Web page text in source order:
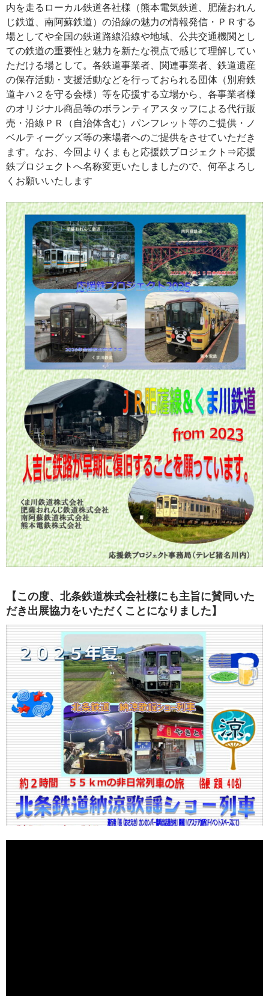
内を走るローカル鉄道各社様（熊本電気鉄道、肥薩おれん
じ鉄道、南阿蘇鉄道）の沿線の魅力の情報発信・ＰＲする
場としてや全国の鉄道路線沿線や地域、公共交通機関とし
ての鉄道の重要性と魅力を新たな視点で感じて理解してい
ただける場として。各鉄道事業者、関連事業者、鉄道遺産
の保存活動・支援活動などを行っておられる団体（別府鉄
道キハ２を守る会様）等を応援する立場から、各事業者様
のオリジナル商品等のボランティアスタッフによる代行販
売・沿線ＰＲ（自治体含む）パンフレット等のご提供・ノ
ベルティーグッズ等の来場者へのご提供をさせていただき
ます。なお、今回よりくまもと応援鉄プロジェクト⇒応援
鉄プロジェクトへ名称変更いたしましたので、何卒よろし
くお願いいたします
【この度、北条鉄道株式会社様にも主旨に賛同いた
だき出展協力をいただくことになりました】